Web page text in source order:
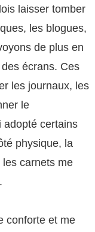
laisser tomber
les blogues,
de plus en
écrans. Ces
les journaux, les
le
adopté certains
physique, la
carnets me
conforte et me